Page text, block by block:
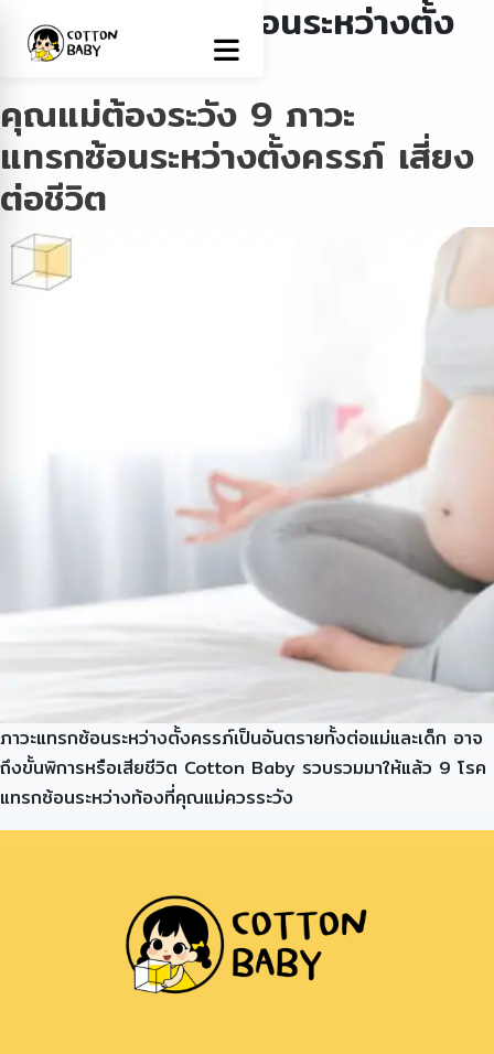
Tag:ภาวะแทรกซ้อนระหว่างตั้ง
ครรภ์
คุณแม่ต้องระวัง 9 ภาวะ
แทรกซ้อนระหว่างตั้งครรภ์ เสี่ยง
ต่อชีวิต
ภาวะแทรกซ้อนระหว่างตั้งครรภ์เป็นอันตรายทั้งต่อแม่และเด็ก อาจ
ถึงขั้นพิการหรือเสียชีวิต Cotton Baby รวบรวมมาให้แล้ว 9 โรค
แทรกซ้อนระหว่างท้องที่คุณแม่ควรระวัง